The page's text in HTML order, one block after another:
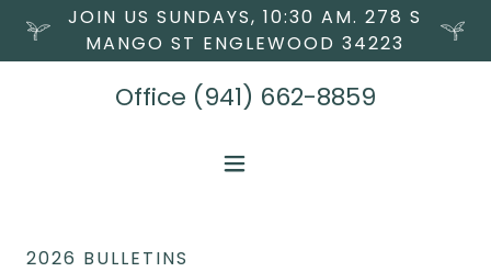
JOIN US SUNDAYS, 10:30 AM. 278 S
MANGO ST ENGLEWOOD 34223
Office (941) 662-8859
2026 BULLETINS